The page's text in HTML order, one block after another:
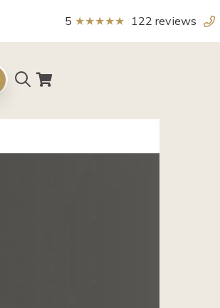
5 ★★★★★ 122 reviews
Zoeken